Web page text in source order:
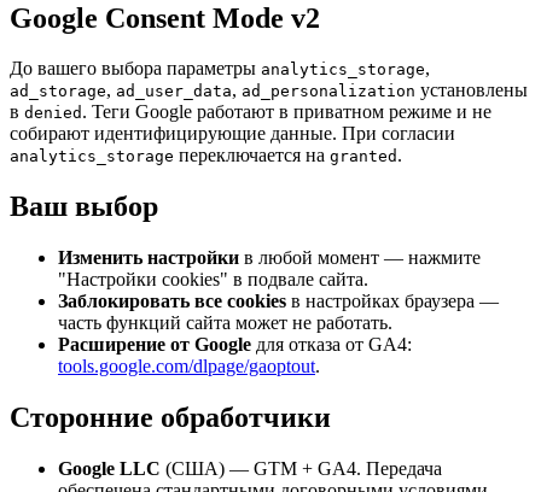
Google Consent Mode v2
До вашего выбора параметры analytics_storage,
ad_storage, ad_user_data, ad_personalization установлены
в denied . Теги Google работают в приватном режиме и не
собирают идентифицирующие данные. При согласии
analytics_storage переключается на granted .
Ваш выбор
Изменить настройки в любой момент — нажмите
"Настройки cookies" в подвале сайта.
Заблокировать все cookies в настройках браузера —
часть функций сайта может не работать.
Расширение от Google для отказа от GA4:
tools.google.com/dlpage/gaoptout.
Сторонние обработчики
Google LLC (США) — GTM + GA4. Передача